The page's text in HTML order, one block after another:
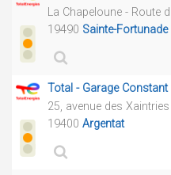
La Chapeloune - Route
19490 Sainte-Fortunade
Total - Garage Constant
25, avenue des
19400 Argentat